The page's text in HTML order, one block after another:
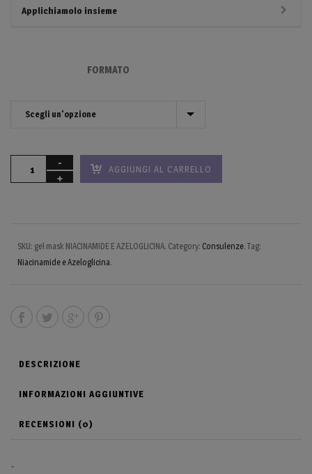
Applichiamolo insieme
FORMATO
AGGIUNGI AL CARRELLO
SKU: gel mask NIACINAMIDE E AZELOGLICINA. Category: Consulenze. Tag:
Niacinamide e Azeloglicina.
DESCRIZIONE
INFORMAZIONI AGGIUNTIVE
RECENSIONI (0)
-